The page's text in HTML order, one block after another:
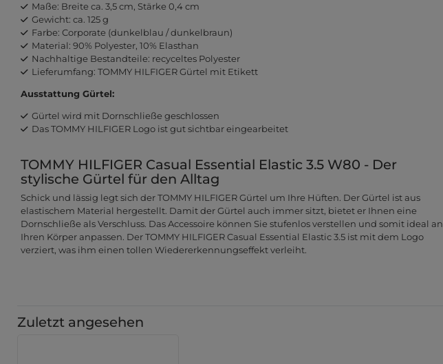
Maße: Breite ca. 3,5 cm, Stärke 0,4 cm
Gewicht: ca. 125 g
Farbe: Corporate (dunkelblau / dunkelbraun)
Material: 90% Polyester, 10% Elasthan
Nachhaltige Bestandteile: recyceltes Polyester
Lieferumfang: TOMMY HILFIGER Gürtel mit Etikett
Ausstattung Gürtel:
Gürtel wird mit Dornschließe geschlossen
Das TOMMY HILFIGER Logo ist gut sichtbar eingearbeitet
TOMMY HILFIGER Casual Essential Elastic 3.5 W80 - Der
stylische Gürtel für den Alltag
Schick und lässig legt sich der TOMMY HILFIGER Gürtel um Ihre Hüften. Der Gürtel ist aus
elastischem Material hergestellt. Damit der Gürtel auch immer sitzt, bietet er Ihnen eine
Dornschließe als Verschluss. Das Accessoire können Sie stufenlos verstellen und somit ideal an
Ihren Körper anpassen. Der TOMMY HILFIGER Casual Essential Elastic 3.5 ist mit dem Logo
verziert, was ihm einen tollen Wiedererkennungseffekt verleiht.
Zuletzt angesehen